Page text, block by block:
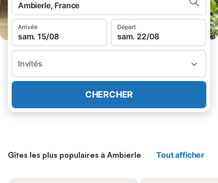
Ambierle, France
Arrivée
sam. 15/08
Départ
sam. 22/08
Invités
CHERCHER
Gîtes les plus populaires à Ambierle Tout afficher